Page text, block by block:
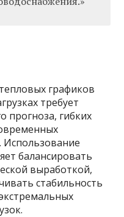
графиков
требует
прогноза, гибких
Использование
балансировать
выработкой,
стабильность